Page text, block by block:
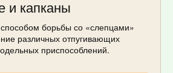
и капканы
борьбы со «слепцами»
различных отпугивающих
приспособлений.